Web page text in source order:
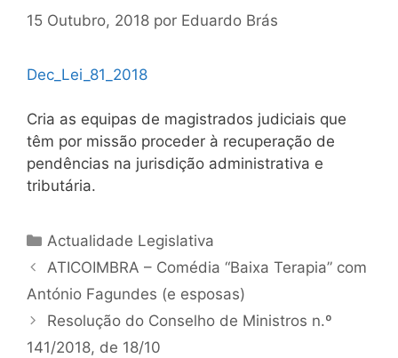
15 Outubro, 2018 por Eduardo Brás
Dec_Lei_81_2018
Cria as equipas de magistrados judiciais que
têm por missão proceder à recuperação de
pendências na jurisdição administrativa e
tributária.
Categorias
Actualidade Legislativa
Navegação
de
ATICOIMBRA – Comédia “Baixa Terapia” com
António Fagundes (e esposas)
Resolução do Conselho de Ministros n.º
141/2018, de 18/10